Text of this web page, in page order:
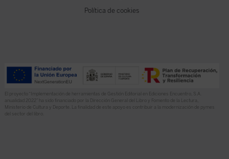
Política de cookies
El proyecto “Implementación de herramientas de Gestión Editorial en Ediciones Encuentro, S.A.
anualidad 2022” ha sido financiado por la Dirección General del Libro y Fomento de la Lectura,
Ministerio de Cultura y Deporte. La finalidad de este apoyo es contribuir a la modernización de pymes
del sector del libro.